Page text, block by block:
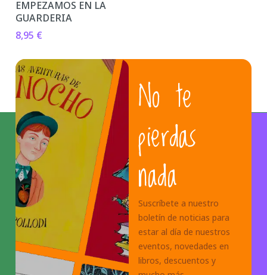
EMPEZAMOS EN LA
GUARDERIA
8,95 €
No te
pierdas
nada
Suscríbete a nuestro
boletín de noticias para
estar al día de nuestros
eventos, novedades en
libros, descuentos y